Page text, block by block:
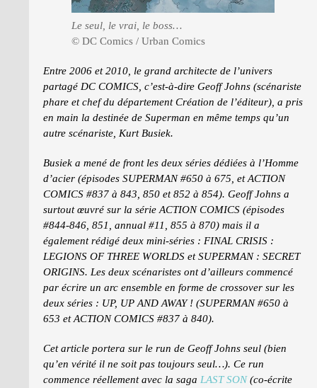
Le seul, le vrai, le boss…
© DC Comics / Urban Comics
Entre 2006 et 2010, le grand architecte de l’univers
partagé DC COMICS, c’est-à-dire Geoff Johns (scénariste
phare et chef du département Création de l’éditeur), a pris
en main la destinée de Superman en même temps qu’un
autre scénariste, Kurt Busiek.
Busiek a mené de front les deux séries dédiées à l’Homme
d’acier (épisodes SUPERMAN #650 à 675, et ACTION
COMICS #837 à 843, 850 et 852 à 854). Geoff Johns a
surtout œuvré sur la série ACTION COMICS (épisodes
#844-846, 851, annual #11, 855 à 870) mais il a
également rédigé deux mini-séries : FINAL CRISIS :
LEGIONS OF THREE WORLDS et SUPERMAN : SECRET
ORIGINS. Les deux scénaristes ont d’ailleurs commencé
par écrire un arc ensemble en forme de crossover sur les
deux séries : UP, UP AND AWAY ! (SUPERMAN #650 à
653 et ACTION COMICS #837 à 840).
Cet article portera sur le run de Geoff Johns seul (bien
qu’en vérité il ne soit pas toujours seul…). Ce run
commence réellement avec la saga LAST SON(co-écrite